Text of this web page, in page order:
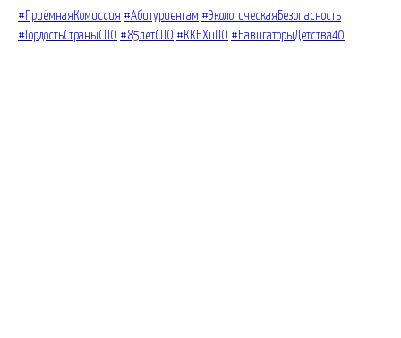
#ПриёмнаяКомиссия #Абитуриентам #ЭкологическаяБезопасность
#ГордостьСтраныСПО #85летСПО #ККНХиПО #НавигаторыДетства40